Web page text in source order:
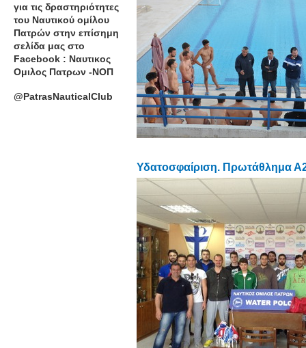
για τις δραστηριότητες
του Ναυτικού ομίλου
Πατρών στην επίσημη
σελίδα μας στο
Facebook : Ναυτικος
Ομιλος Πατρων -ΝΟΠ
@PatrasNauticalClub
Υδατοσφαίριση. Πρωτάθλημα